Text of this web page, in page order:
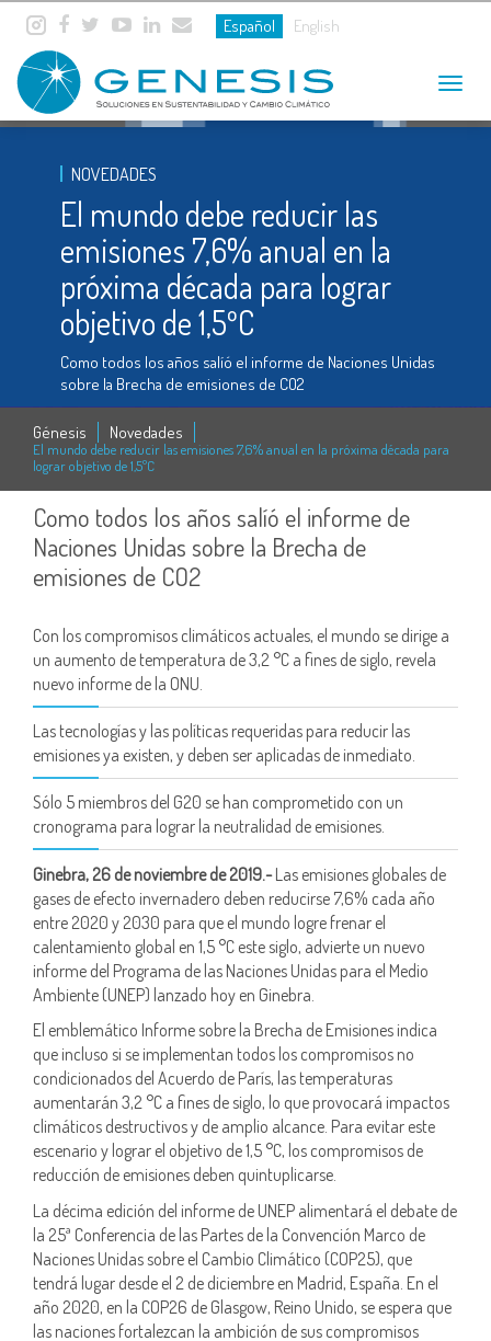
Español English
Toggle
NOVEDADES
El mundo debe reducir las
emisiones 7,6% anual en la
próxima década para lograr
objetivo de 1,5ºC
Como todos los años salíó el informe de Naciones Unidas
sobre la Brecha de emisiones de CO2
Génesis Novedades
El mundo debe reducir las emisiones 7,6% anual en la próxima década para
lograr objetivo de 1,5ºC
Como todos los años salíó el informe de
Naciones Unidas sobre la Brecha de
emisiones de CO2
Con los compromisos climáticos actuales, el mundo se dirige a
un aumento de temperatura de 3,2 °C a fines de siglo, revela
nuevo informe de la ONU.
Las tecnologías y las políticas requeridas para reducir las
emisiones ya existen, y deben ser aplicadas de inmediato.
Sólo 5 miembros del G20 se han comprometido con un
cronograma para lograr la neutralidad de emisiones.
Ginebra, 26 de noviembre de 2019.-Las emisiones globales de
gases de efecto invernadero deben reducirse 7,6% cada año
entre 2020 y 2030 para que el mundo logre frenar el
calentamiento global en 1,5 °C este siglo, advierte un nuevo
informe del Programa de las Naciones Unidas para el Medio
Ambiente (UNEP) lanzado hoy en Ginebra.
El emblemático Informe sobre la Brecha de Emisiones indica
que incluso si se implementan todos los compromisos no
condicionados del Acuerdo de París, las temperaturas
aumentarán 3,2 °C a fines de siglo, lo que provocará impactos
climáticos destructivos y de amplio alcance. Para evitar este
escenario y lograr el objetivo de 1,5 °C, los compromisos de
reducción de emisiones deben quintuplicarse.
La décima edición del informe de UNEP alimentará el debate de
la 25ª Conferencia de las Partes de la Convención Marco de
Naciones Unidas sobre el Cambio Climático (COP25), que
tendrá lugar desde el 2 de diciembre en Madrid, España. En el
año 2020, en la COP26 de Glasgow, Reino Unido, se espera que
las naciones fortalezcan la ambición de sus compromisos